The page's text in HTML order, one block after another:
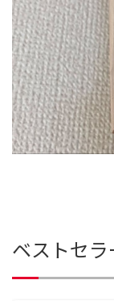
ベストセ